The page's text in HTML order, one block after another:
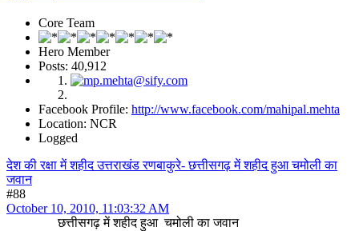
Core Team
Hero Member
Posts: 40,912
Facebook Profile: http://www.facebook.com/mahipal.mehta
Location: NCR
Logged
देश की रक्षा में शहीद उत्तराखंड रणबाकुरे- छत्तीसगढ़ में शहीद हुआ चमोली का
जवान
#88
October 10, 2010, 11:03:32 AM
छत्तीसगढ़ में शहीद हुआ चमोली का जवान